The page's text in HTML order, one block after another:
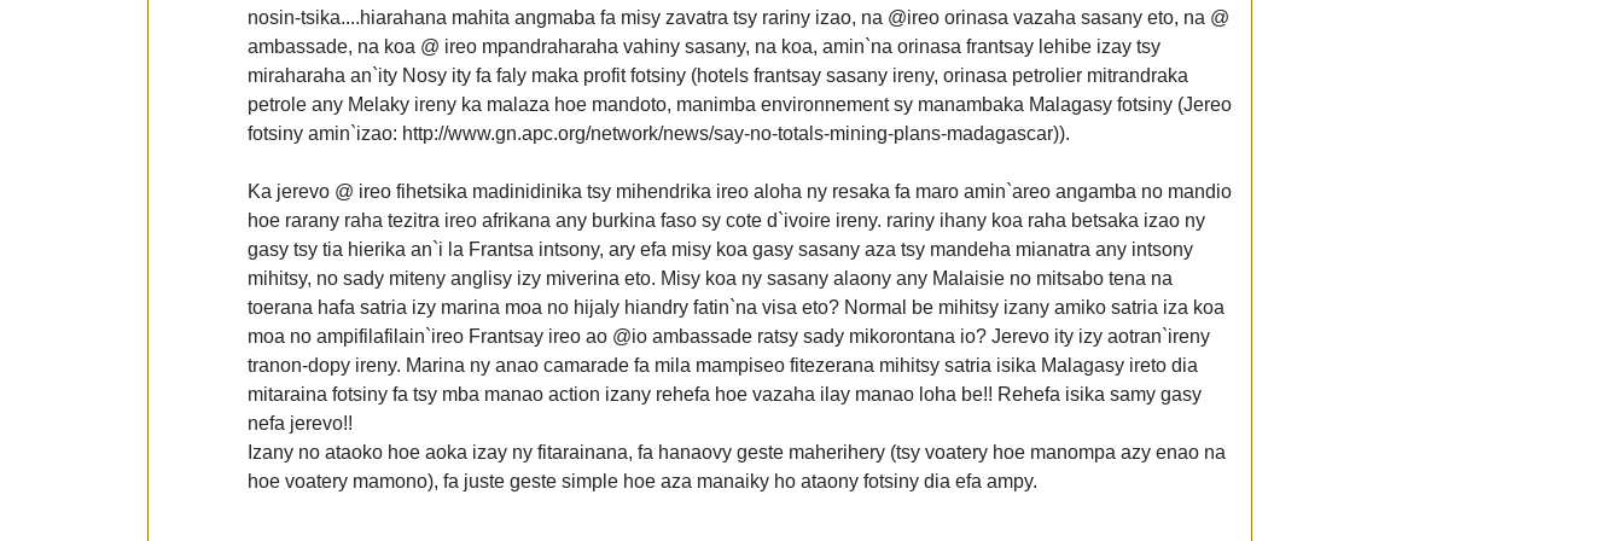
nosin-tsika....hiarahana mahita angmaba fa misy zavatra tsy rariny izao, na @ireo orinasa vazaha sasany eto, na @
ambassade, na koa @ ireo mpandraharaha vahiny sasany, na koa, amin`na orinasa frantsay lehibe izay tsy
miraharaha an`ity Nosy ity fa faly maka profit fotsiny (hotels frantsay sasany ireny, orinasa petrolier mitrandraka
petrole any Melaky ireny ka malaza hoe mandoto, manimba environnement sy manambaka Malagasy fotsiny (Jereo
fotsiny amin`izao: http://www.gn.apc.org/network/news/say-no-totals-mining-plans-madagascar)).
Ka jerevo @ ireo fihetsika madinidinika tsy mihendrika ireo aloha ny resaka fa maro amin`areo angamba no mandio
hoe rarany raha tezitra ireo afrikana any burkina faso sy cote d`ivoire ireny. rariny ihany koa raha betsaka izao ny
gasy tsy tia hierika an`i la Frantsa intsony, ary efa misy koa gasy sasany aza tsy mandeha mianatra any intsony
mihitsy, no sady miteny anglisy izy miverina eto. Misy koa ny sasany alaony any Malaisie no mitsabo tena na
toerana hafa satria izy marina moa no hijaly hiandry fatin`na visa eto? Normal be mihitsy izany amiko satria iza koa
moa no ampifilafilain`ireo Frantsay ireo ao @io ambassade ratsy sady mikorontana io? Jerevo ity izy aotran`ireny
tranon-dopy ireny. Marina ny anao camarade fa mila mampiseo fitezerana mihitsy satria isika Malagasy ireto dia
mitaraina fotsiny fa tsy mba manao action izany rehefa hoe vazaha ilay manao loha be!! Rehefa isika samy gasy
nefa jerevo!!
Izany no ataoko hoe aoka izay ny fitarainana, fa hanaovy geste maherihery (tsy voatery hoe manompa azy enao na
hoe voatery mamono), fa juste geste simple hoe aza manaiky ho ataony fotsiny dia efa ampy.